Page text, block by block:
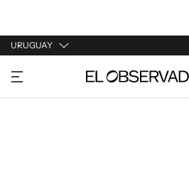
URUGUAY
URUGUAY
ARGENTINA